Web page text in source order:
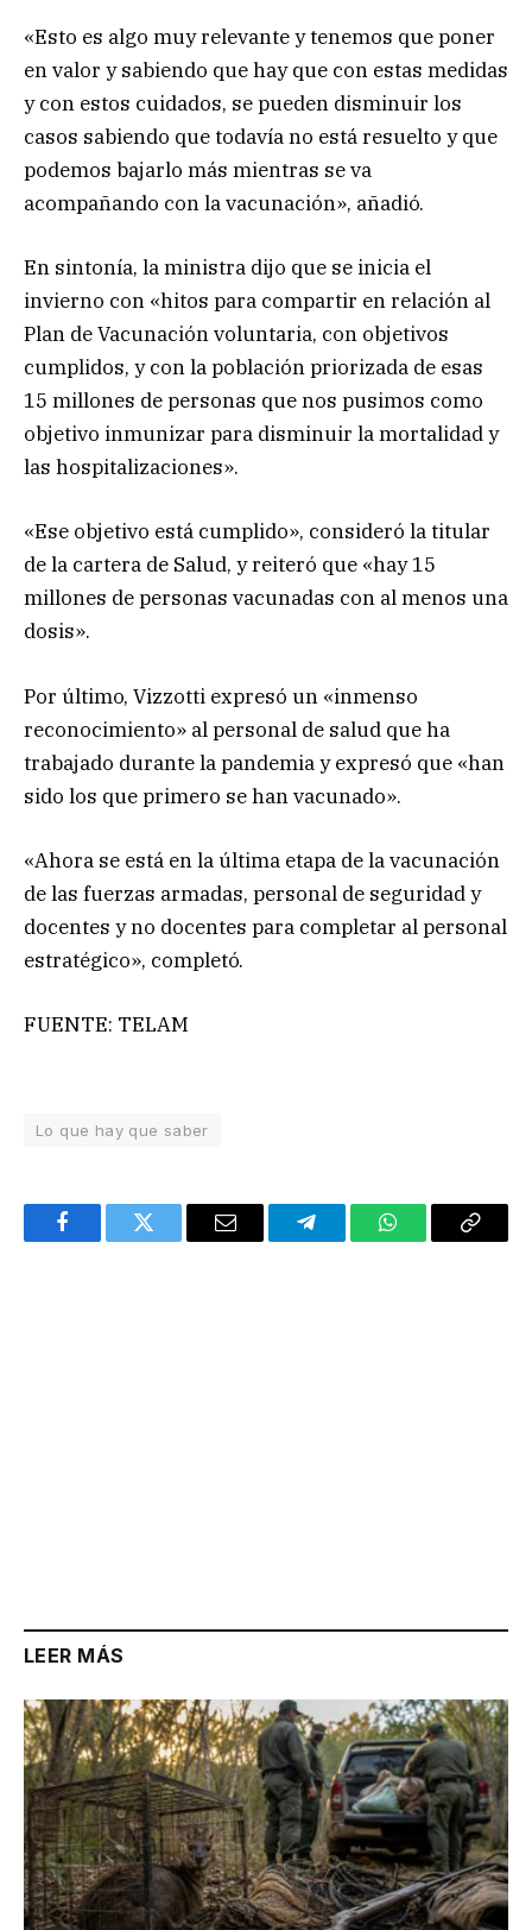
«Esto es algo muy relevante y tenemos que poner
en valor y sabiendo que hay que con estas medidas
y con estos cuidados, se pueden disminuir los
casos sabiendo que todavía no está resuelto y que
podemos bajarlo más mientras se va
acompañando con la vacunación», añadió.
En sintonía, la ministra dijo que se inicia el
invierno con «hitos para compartir en relación al
Plan de Vacunación voluntaria, con objetivos
cumplidos, y con la población priorizada de esas
15 millones de personas que nos pusimos como
objetivo inmunizar para disminuir la mortalidad y
las hospitalizaciones».
«Ese objetivo está cumplido», consideró la titular
de la cartera de Salud, y reiteró que «hay 15
millones de personas vacunadas con al menos una
dosis».
Por último, Vizzotti expresó un «inmenso
reconocimiento» al personal de salud que ha
trabajado durante la pandemia y expresó que «han
sido los que primero se han vacunado».
«Ahora se está en la última etapa de la vacunación
de las fuerzas armadas, personal de seguridad y
docentes y no docentes para completar al personal
estratégico», completó.
FUENTE: TELAM
Lo que hay que saber
FacebookTwitter Email TelegramWhatsAppCopy
LEER MÁS